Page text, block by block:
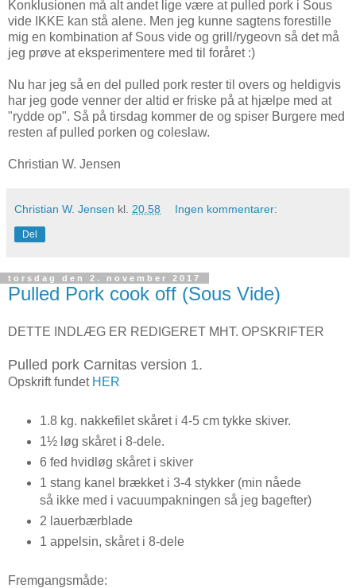
Konklusionen må alt andet lige være at pulled pork i Sous
vide IKKE kan stå alene. Men jeg kunne sagtens forestille
mig en kombination af Sous vide og grill/rygeovn så det må
jeg prøve at eksperimentere med til foråret :)
Nu har jeg så en del pulled pork rester til overs og heldigvis
har jeg gode venner der altid er friske på at hjælpe med at
"rydde op". Så på tirsdag kommer de og spiser Burgere med
resten af pulled porken og coleslaw.
Christian W. Jensen
Christian W. Jensen kl. 20.58 Ingen kommentarer:
Del
torsdag den 2. november 2017
Pulled Pork cook off (Sous Vide)
DETTE INDLÆG ER REDIGERET MHT. OPSKRIFTER
Pulled pork Carnitas version 1.
Opskrift fundet HER
1.8 kg. nakkefilet skåret i 4-5 cm tykke skiver.
1½ løg skåret i 8-dele.
6 fed hvidløg skåret i skiver
1 stang kanel brækket i 3-4 stykker (min nåede
så ikke med i vacuumpakningen så jeg bagefter)
2 lauerbærblade
1 appelsin, skåret i 8-dele
Fremgangsmåde: